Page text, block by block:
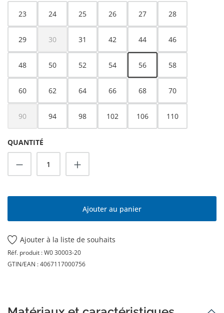
23 24 25 26 27 28
29 30
(Cette option n'est pas disponible pour le moment.)
31 42 44 46
48 50 52 54 56 58
60 62 64 66 68 70
90
(Cette option n'est pas disponible pour le moment.)
94 98 102 106 110
QUANTITÉ
Quantité de produit : Entrez la quantité
Ajouter au panier
Ajouter à la liste de souhaits
Réf. produit :W0 30003-20
GTIN/EAN :4067117000756